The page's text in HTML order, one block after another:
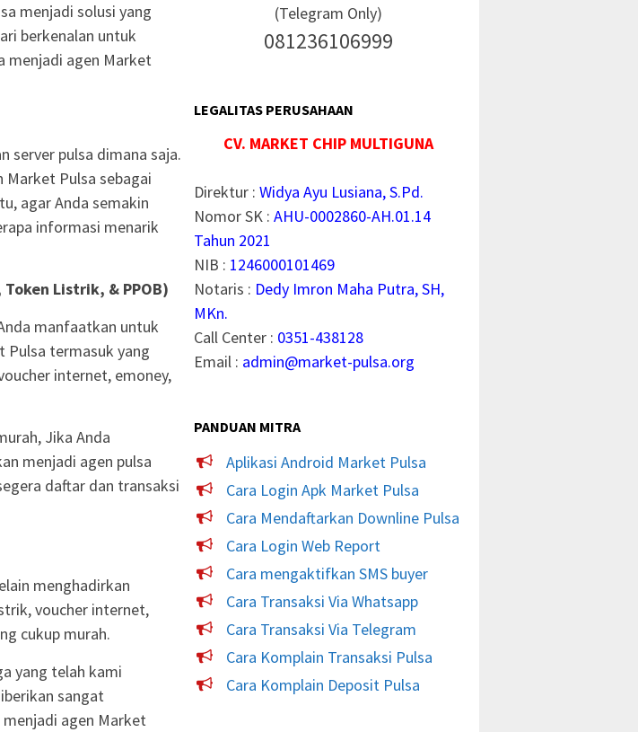
menjadi solusi yang
berkenalan untuk
menjadi agen Market
server pulsa dimana saja.
Market Pulsa sebagai
agar Anda semakin
informasi menarik
Listrik, & PPOB)
manfaatkan untuk
Pulsa termasuk yang
internet, emoney,
Jika Anda
menjadi agen pulsa
daftar dan transaksi
menghadirkan
voucher internet,
cukup murah.
yang telah kami
sangat
agen Market
(Telegram Only)
081236106999
LEGALITAS PERUSAHAAN
CV. MARKET CHIP MULTIGUNA
Direktur :Widya Ayu Lusiana, S.Pd.
Nomor SK :AHU-0002860-AH.01.14
Tahun 2021
NIB : 1246000101469
Notaris : Dedy Imron Maha Putra, SH,
MKn.
Call Center : 0351-438128
Email : admin@market-pulsa.org
PANDUAN MITRA
Aplikasi Android Market Pulsa
Cara Login Apk Market Pulsa
Cara Mendaftarkan Downline Pulsa
Cara Login Web Report
Cara mengaktifkan SMS buyer
Cara Transaksi Via Whatsapp
Cara Transaksi Via Telegram
Cara Komplain Transaksi Pulsa
Cara Komplain Deposit Pulsa